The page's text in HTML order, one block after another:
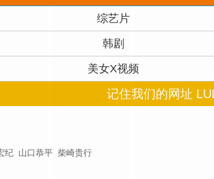
综艺片
韩剧
美女X视频
记住我们的网址
纪 山口恭平 柴崎贵行